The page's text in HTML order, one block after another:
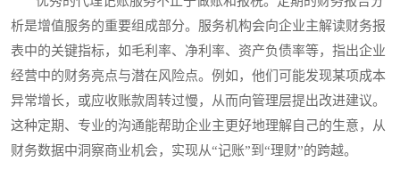
析是增值服务的重要组成部分。服务机构会向企业主解读财务报
表中的关键指标，如毛利率、净利率、资产负债率等，指出企业
经营中的财务亮点与潜在风险点。例如，他们可能发现某项成本
异常增长，或应收账款周转过慢，从而向管理层提出改进建议。
这种定期、专业的沟通能帮助企业主更好地理解自己的生意，从
财务数据中洞察商业机会，实现从“记账”到“理财”的跨越。